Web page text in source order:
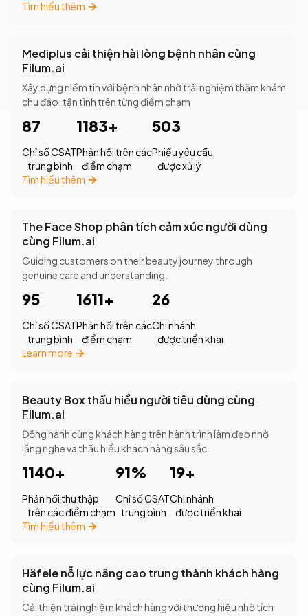
Tìm hiểu thêm
Mediplus cải thiện hài lòng bệnh nhân cùng
Filum.ai
Xây dựng niềm tin với bệnh nhân nhờ trải nghiệm thăm khám
chu đáo, tận tình trên từng điểm chạm
87
Chỉ số CSAT
trung bình
1183+
Phản hồi trên các
điểm chạm
503
Phiếu yêu cầu
được xử lý
Tìm hiểu thêm
The Face Shop phân tích cảm xúc người dùng
cùng Filum.ai
Guiding customers on their beauty journey through
genuine care and understanding.
95
Chỉ số CSAT
trung bình
1611+
Phản hồi trên các
điểm chạm
26
Chi nhánh
được triển khai
Learn more
Beauty Box thấu hiểu người tiêu dùng cùng
Filum.ai
Đồng hành cùng khách hàng trên hành trình làm đẹp nhờ
lắng nghe và thấu hiểu khách hàng sâu sắc
1140+
Phản hồi thu thập
trên các điểm chạm
91%
Chỉ số CSAT
trung bình
19+
Chi nhánh
được triển khai
Tìm hiểu thêm
Häfele nỗ lực nâng cao trung thành khách hàng
cùng Filum.ai
Cải thiện trải nghiệm khách hàng với thương hiệu nhờ tích